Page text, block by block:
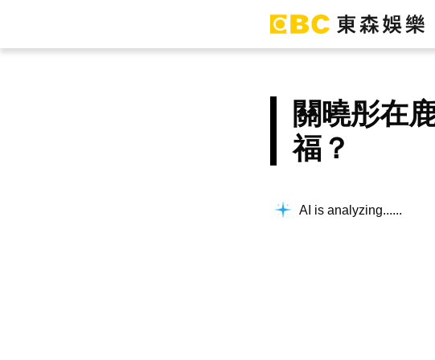
關曉彤在
福？
AI is analyzing...